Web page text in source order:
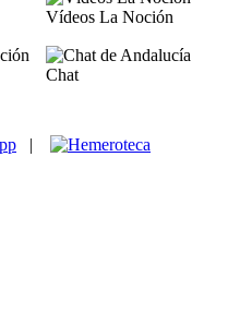
Vídeos La Noción
Chat
|